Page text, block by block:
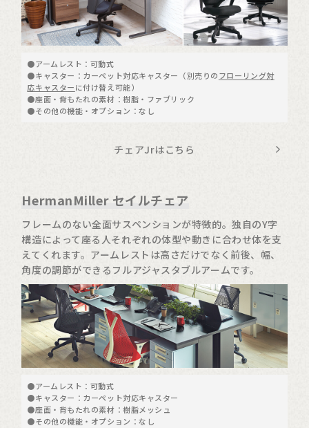
●アームレスト：可動式
●キャスター：カーペット対応キャスター（別売りのフローリング対
応キャスターに付け替え可能）
●座面・背もたれの素材：樹脂・ファブリック
●その他の機能・オプション：なし
チェアJrはこちら
HermanMiller セイルチェア
フレームのない全面サスペンションが特徴的。独自のY字
構造によって座る人それぞれの体型や動きに合わせ体を支
えてくれます。アームレストは高さだけでなく前後、幅、
角度の調節ができるフルアジャスタブルアームです。
●アームレスト：可動式
●キャスター：カーペット対応キャスター
●座面・背もたれの素材：樹脂メッシュ
●その他の機能・オプション：なし